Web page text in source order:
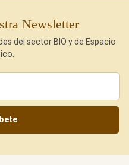
Newsletter
del sector BIO y de Espacio